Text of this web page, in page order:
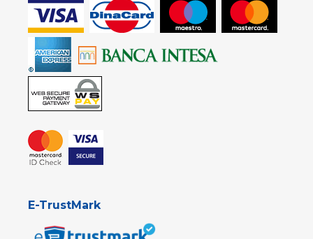
E-TrustMark